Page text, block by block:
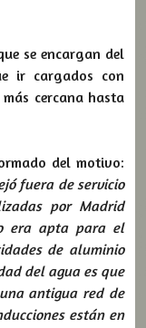
se encargan del
ir cargados con
cercana hasta
del motivo:
fuera de servicio
por Madrid
era apta para el
de aluminio
del agua es que
antigua red de
están en